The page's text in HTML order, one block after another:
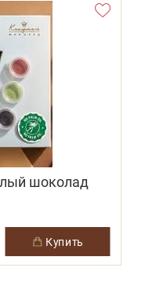
шоколад
купить